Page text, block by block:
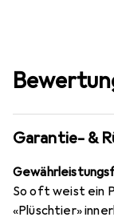
Garantie- &
So oft weist ein
«Plüschtier»